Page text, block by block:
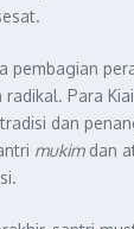
pembagian
radikal. Para
dan
mukimdan